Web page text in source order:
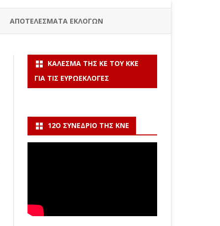
ΑΠΟΤΕΛΕΣΜΑΤΑ ΕΚΛΟΓΩΝ
ΚΆΛΕΣΜΑ ΤΗΣ ΚΕ ΤΟΥ ΚΚΕ
ΓΙΑ ΤΙΣ ΕΥΡΩΕΚΛΟΓΈΣ
12Ο ΣΥΝΈΔΡΙΟ ΤΗΣ ΚΝΕ